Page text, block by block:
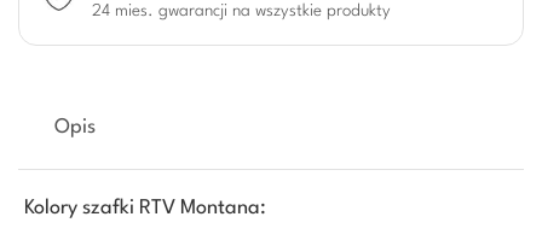
24 mies. gwarancji na wszystkie produkty
Opis
Kolory szafki RTV Montana: